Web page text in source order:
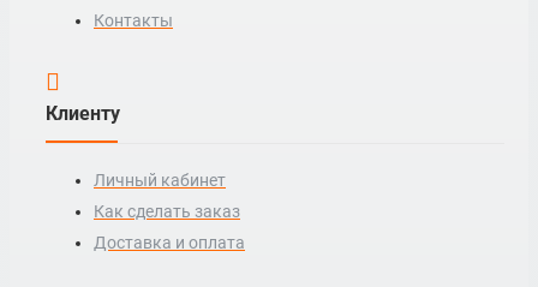
Контакты
Клиенту
Личный кабинет
Как сделать заказ
Доставка и оплата